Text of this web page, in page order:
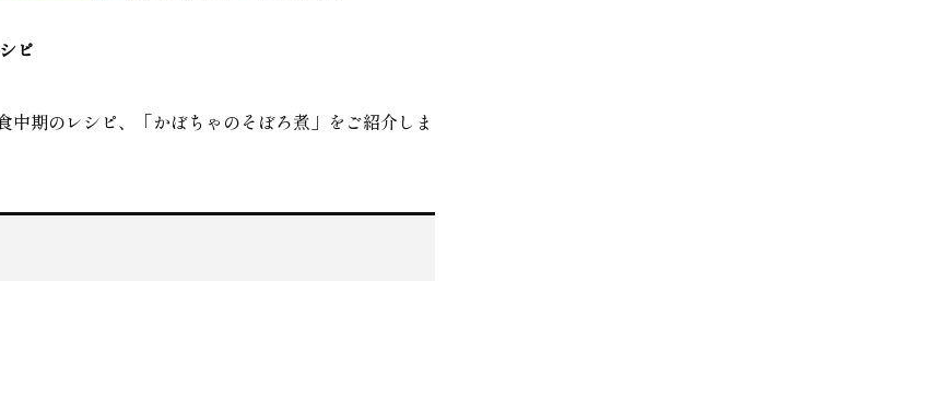
ピ
期のレシピ、「かぼちゃのそぼろ煮」をご紹介しま